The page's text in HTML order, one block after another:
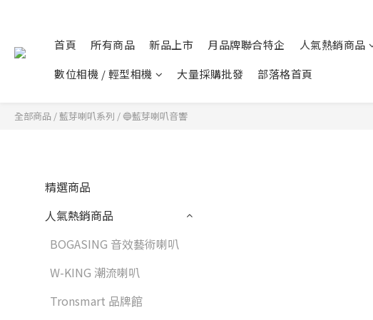
首頁 所有商品 新品上市 月品牌聯合特企 人氣熱銷商品
數位相機 / 輕型相機
大量採購批發 部落格首頁
全部商品 /藍芽喇叭系列 / 🔵藍芽喇叭音響
精選商品
人氣熱銷商品
BOGASING 音效藝術喇叭
W-KING 潮流喇叭
Tronsmart 品牌館